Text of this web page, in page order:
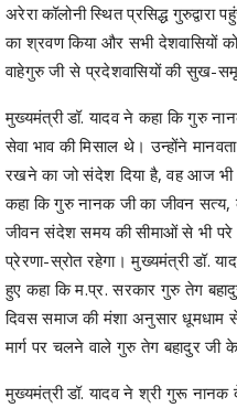
अरेरा कॉलोनी स्थित प्रसिद्ध
का श्रवण किया और सभी देशवासियों
वाहेगुरु जी से प्रदेशवासियों की सुख-
मुख्यमंत्री डॉ. यादव ने कहा कि गुरु
सेवा भाव की मिसाल थे। उन्होंने
रखने का जो संदेश दिया है, वह आज
कहा कि गुरु नानक जी का जीवन
जीवन संदेश समय की सीमाओं से भी परे
प्रेरणा-स्रोत रहेगा। मुख्यमंत्री डॉ.
हुए कहा कि म.प्र. सरकार गुरु तेग
दिवस समाज की मंशा अनुसार धूमधाम
मार्ग पर चलने वाले गुरु तेग बहादुर जी
मुख्यमंत्री डॉ. यादव ने श्री गुरू